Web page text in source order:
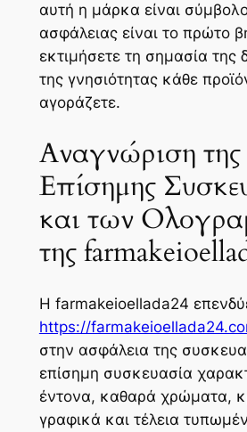
αυτή η μάρκα είναι
ασφάλειας είναι το πρώτο
εκτιμήσετε τη σημασία της
της γνησιότητας κάθε
αγοράζετε.
Αναγνώριση της
Επίσημης
και των
της
Η farmakeioellada24
https://
στην ασφάλεια της
επίσημη συσκευασία
έντονα, καθαρά χρώματα,
γραφικά και τέλεια